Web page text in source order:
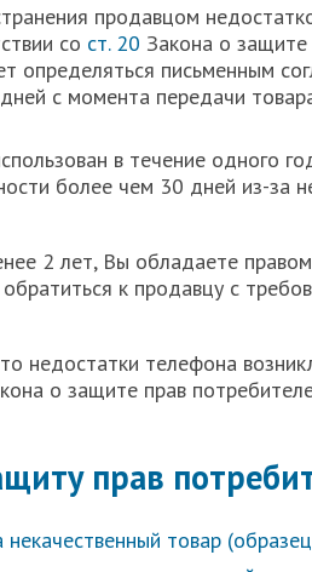
продавцом
со ст. 20 Закона о защите
определяться письменным
с момента передачи
в течение одного
более чем 30 дней из-за
2 лет, Вы обладаете
к продавцу с
недостатки телефона
о защите прав
прав
товар